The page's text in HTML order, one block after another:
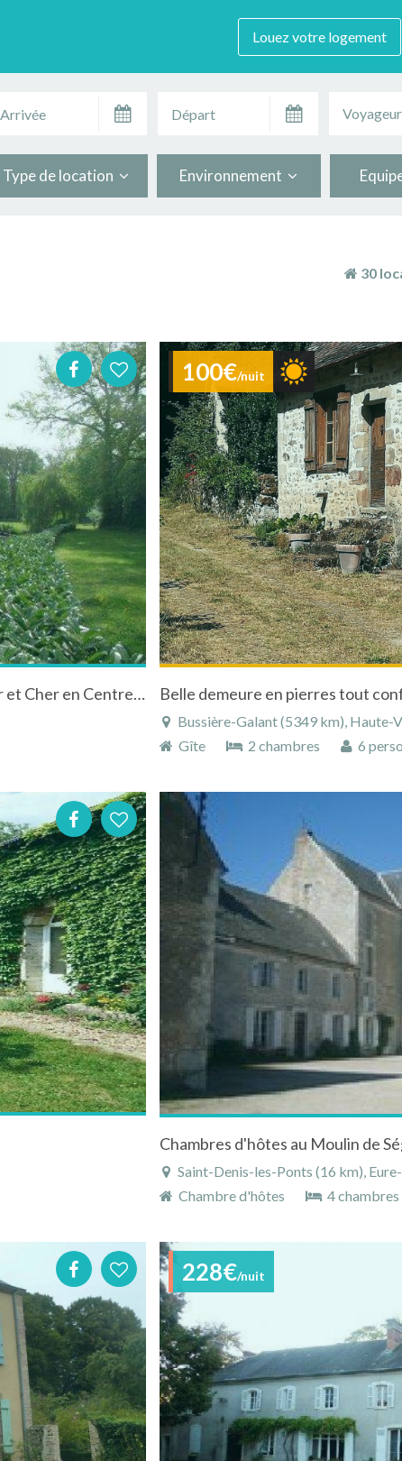
Louez votre logement
Type de location Environnement
30
Gîte "Le Grand logis de Chaussepot" à Droué en Loir et Cher en Centre dans parc boisé de 10 ha
100€/nuit
Belle demeure en pierres tout
Bussière-Galant (5349 km), Haute-
Gîte
2 chambres 6
Saint-Denis-les-Ponts (16 km),
Chambre d'hôtes
4 chambres
228€/nuit